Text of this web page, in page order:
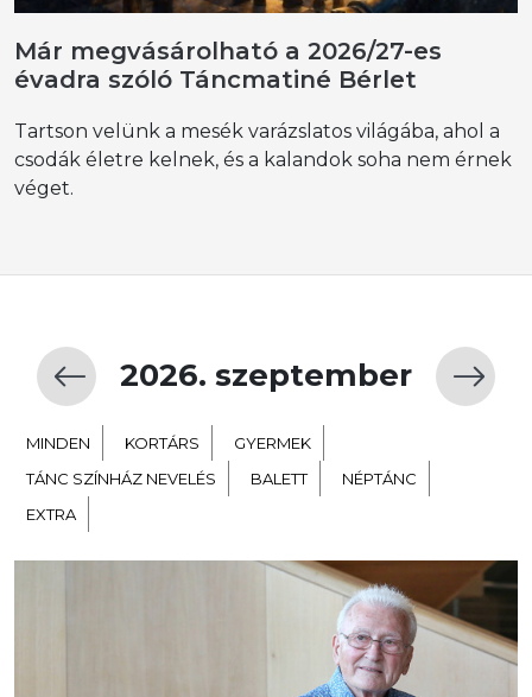
Már megvásárolható a 2026/27-es
évadra szóló Táncmatiné Bérlet
Tartson velünk a mesék varázslatos világába, ahol a
csodák életre kelnek, és a kalandok soha nem érnek
véget.
2026. szeptember
MINDEN KORTÁRS
GYERMEK
TÁNC SZÍNHÁZ NEVELÉS
BALETT
NÉPTÁNC
EXTRA